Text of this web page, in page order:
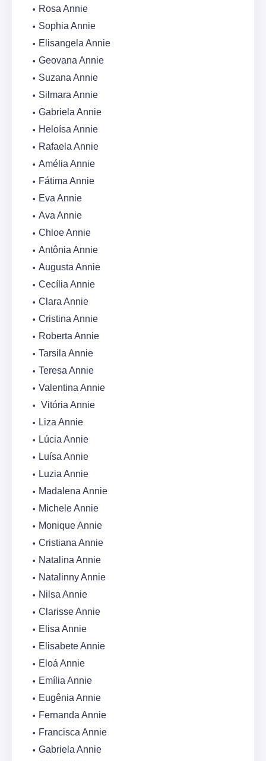
Rosa Annie
Sophia Annie
Elisangela Annie
Geovana Annie
Suzana Annie
Silmara Annie
Gabriela Annie
Heloísa Annie
Rafaela Annie
Amélia Annie
Fátima Annie
Eva Annie
Ava Annie
Chloe Annie
Antônia Annie
Augusta Annie
Cecília Annie
Clara Annie
Cristina Annie
Roberta Annie
Tarsila Annie
Teresa Annie
Valentina Annie
Vitória Annie
Liza Annie
Lúcia Annie
Luísa Annie
Luzia Annie
Madalena Annie
Michele Annie
Monique Annie
Cristiana Annie
Natalina Annie
Natalinny Annie
Nilsa Annie
Clarisse Annie
Elisa Annie
Elisabete Annie
Eloá Annie
Emília Annie
Eugênia Annie
Fernanda Annie
Francisca Annie
Gabriela Annie